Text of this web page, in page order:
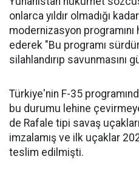
onlarca yıldır olmadığı
modernizasyon
ederek "Bu programı
silahlandırıp savunmasını
Türkiye'nin F-35
bu durumu lehine
de Rafale tipi savaş uçakları
imzalamış ve ilk uçaklar
teslim edilmişti.